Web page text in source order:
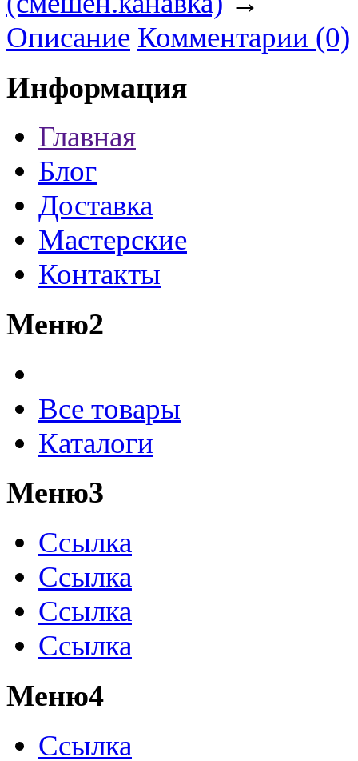
Описание Комментарии (0)
Информация
Главная
Блог
Доставка
Мастерские
Контакты
Меню2
Все товары
Каталоги
Меню3
Ссылка
Ссылка
Ссылка
Ссылка
Меню4
Ссылка